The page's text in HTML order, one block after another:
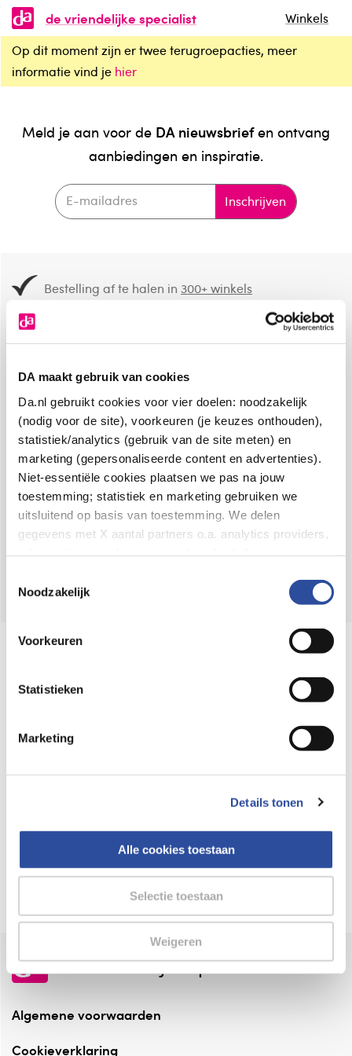
DA maakt gebruik van cookies
Da.nl gebruikt cookies voor vier doelen: noodzakelijk
(nodig voor de site), voorkeuren (je keuzes onthouden),
statistiek/analytics (gebruik van de site meten) en
marketing (gepersonaliseerde content en advertenties).
Niet-essentiële cookies plaatsen we pas na jouw
toestemming; statistiek en marketing gebruiken we
uitsluitend op basis van toestemming. We delen
gegevens met X aantal partners o.a. analytics providers,
en de bewaartermijnen per categorie. Je kunt je keuze op
gegevensverwerking staat in de
Privacyverklaring
Noodzakelijk
Voorkeuren
Statistieken
Marketing
Details tonen
Alle cookies toestaan
Selectie toestaan
Weigeren
de vriendelijke specialist
Winkels
Op dit moment zijn er twee terugroepacties, meer
informatie vind je hier
Meld je aan voor de DA nieuwsbriefen ontvang
aanbiedingen en inspiratie.
Inschrijven
Bestelling af te halen in300+ winkels
8.6 uit4.106 reviews
Over DA
Klantenservice
Assortiment
VolgDAop:
Online aanbieder medicijnen
webshop mag verkopen.
⁠Verantwoorde zorg, ⁠ook online.
Altijd onze folder bij de hand
Check onze folders ⁠bij AlleFolders.
de vriendelijke specialist
Algemene voorwaarden
Cookieverklaring